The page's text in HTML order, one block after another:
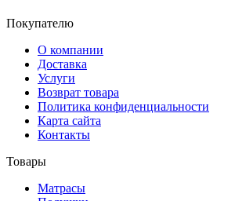
Покупателю
О компании
Доставка
Услуги
Возврат товара
Политика конфиденциальности
Карта сайта
Контакты
Товары
Матрасы